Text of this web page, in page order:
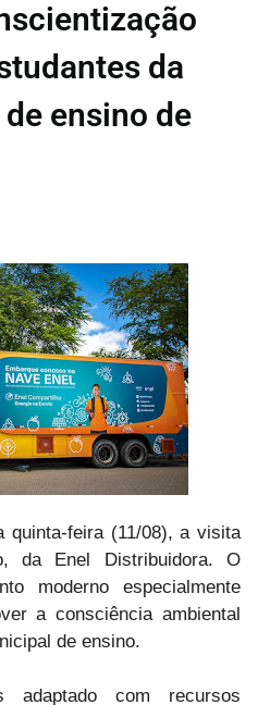
da
ensino de
quinta-feira (11/08), a visita
da Enel Distribuidora. O
moderno especialmente
a consciência ambiental
de ensino.
com recursos